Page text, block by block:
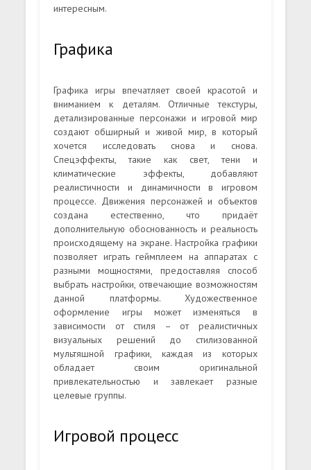
интересным.
Графика
Графика игры впечатляет своей красотой и
вниманием к деталям. Отличные текстуры,
детализированные персонажи и игровой мир
создают обширный и живой мир, в который
хочется исследовать снова и снова.
Спецэффекты, такие как свет, тени и
климатические эффекты, добавляют
реалистичности и динамичности в игровом
процессе. Движения персонажей и объектов
создана естественно, что придаёт
дополнительную обоснованность и реальность
происходящему на экране. Настройка графики
позволяет играть геймплеем на аппаратах с
разными мощностями, предоставляя способ
выбрать настройки, отвечающие возможностям
данной платформы. Художественное
оформление игры может изменяться в
зависимости от стиля – от реалистичных
визуальных решений до стилизованной
мультяшной графики, каждая из которых
обладает своим оригинальной
привлекательностью и завлекает разные
целевые группы.
Игровой процесс